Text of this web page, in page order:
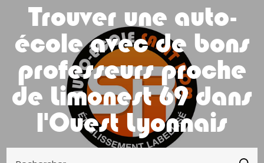
Trouver une auto-
école avec de bons
professeurs proche
de Limonest 69 dans
l'Ouest Lyonnais